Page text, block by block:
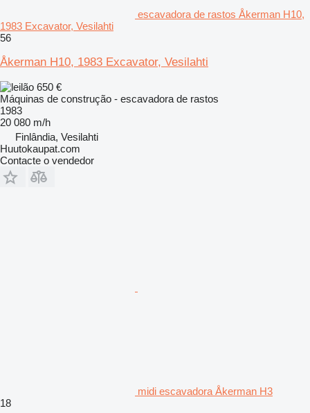
escavadora de rastos Åkerman H10,
1983 Excavator, Vesilahti
56
Åkerman H10, 1983 Excavator, Vesilahti
650 €
Máquinas de construção - escavadora de rastos
1983
20 080 m/h
Finlândia, Vesilahti
Huutokaupat.com
Contacte o vendedor
midi escavadora Åkerman H3
18